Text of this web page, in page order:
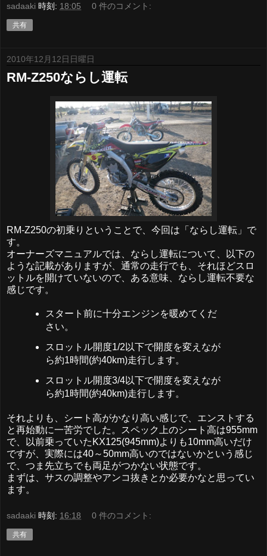
sadaaki 時刻: 18:05 0 件のコメント:
共有
2010年12月12日日曜日
RM-Z250ならし運転
RM-Z250の初乗りということで、今回は「ならし運転」で
す。
オーナーズマニュアルでは、ならし運転について、以下の
ような記載がありますが、通常の走行でも、それほどスロ
ットルを開けていないので、ある意味、ならし運転不要な
感じです。
スタート前に十分エンジンを暖めてくだ
さい。
スロットル開度1/2以下で開度を変えなが
ら約1時間(約40km)走行します。
スロットル開度3/4以下で開度を変えなが
ら約1時間(約40km)走行します。
それよりも、シート高がかなり高い感じで、エンストする
と再始動に一苦労でした。スペック上のシート高は955mm
で、以前乗っていたKX125(945mm)よりも10mm高いだけ
ですが、実際には40～50mm高いのではないかという感じ
で、つま先立ちでも両足がつかない状態です。
まずは、サスの調整やアンコ抜きとか必要かなと思ってい
ます。
sadaaki 時刻: 16:18 0 件のコメント:
共有